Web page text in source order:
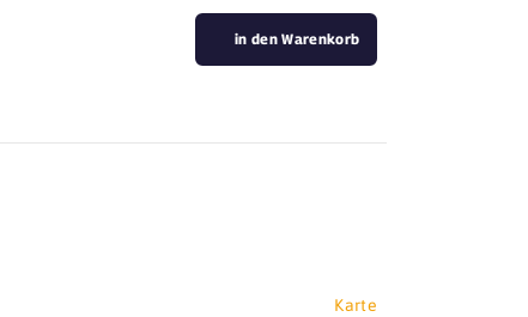
in den Warenkorb
Karte